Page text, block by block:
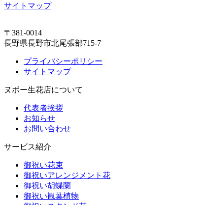
サイトマップ
〒381-0014
長野県長野市北尾張部715-7
プライバシーポリシー
サイトマップ
ヌボー生花店について
代表者挨拶
お知らせ
お問い合わせ
サービス紹介
御祝い花束
御祝いアレンジメント花
御祝い胡蝶蘭
御祝い観葉植物